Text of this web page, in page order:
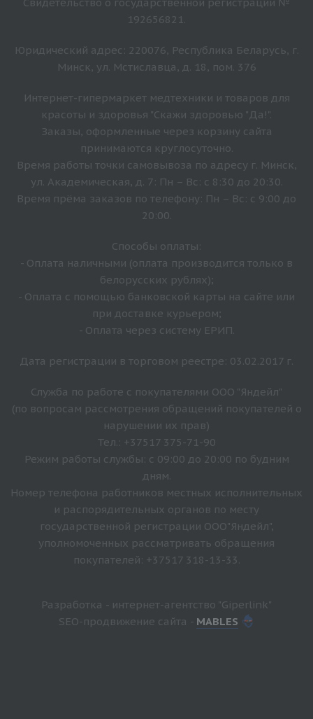
192656821.
Юридический адрес: 220076, Республика Беларусь, г.
Минск, ул. Мстиславца, д. 18, пом. 376
Интернет-гипермаркет медтехники и товаров для
красоты и здоровья "Скажи здоровью "Да!".
Заказы, оформленные через корзину сайта
принимаются круглосуточно.
Время работы точки самовывоза по адресу г. Минск,
ул. Академическая, д. 7: Пн – Вс: с 8:30 до 20:30.
Время прёма заказов по телефону: Пн – Вс: с 9:00 до
20:00.
Способы оплаты:
- Оплата наличными (оплата производится только в
белорусских рублях);
- Оплата с помощью банковской карты на сайте или
при доставке курьером;
- Оплата через систему ЕРИП.
Дата регистрации в торговом реестре: 03.02.2017 г.
Служба по работе с покупателями ООО "Яндейл"
(по вопросам рассмотрения обращений покупателей о
нарушении их прав)
Тел.: +37517 375-71-90
Режим работы службы: с 09:00 до 20:00 по будним
дням.
Номер телефона работников местных исполнительных
и распорядительных органов по месту
государственной регистрации ООО"Яндейл",
уполномоченных рассматривать обращения
покупателей: +37517 318-13-33.
Разработка - интернет-агентство "Giperlink"
SEO-продвижение сайта - MABLES